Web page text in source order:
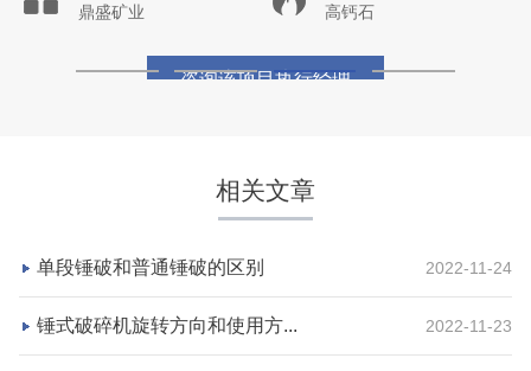
鼎盛矿业 高钙石
咨询该项目执行经理
相关文章
单段锤破和普通锤破的区别 2022-11-24
锤式破碎机旋转方向和使用方... 2022-11-23